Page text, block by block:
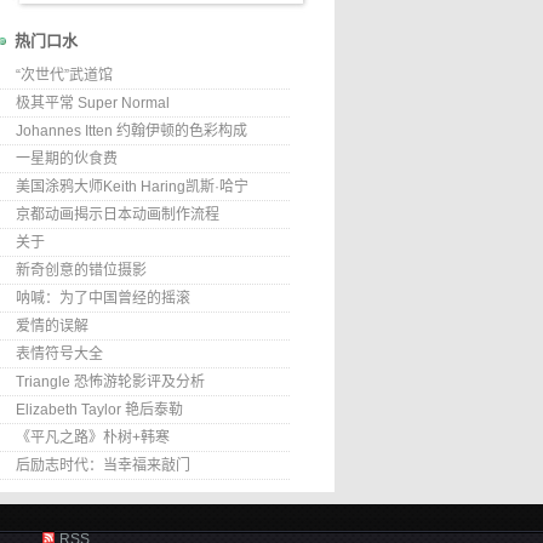
热门口水
“次世代”武道馆
极其平常 Super Normal
Johannes Itten 约翰伊顿的色彩构成
一星期的伙食费
美国涂鸦大师Keith Haring凯斯·哈宁
京都动画揭示日本动画制作流程
关于
新奇创意的错位摄影
呐喊：为了中国曾经的摇滚
爱情的误解
表情符号大全
Triangle 恐怖游轮影评及分析
Elizabeth Taylor 艳后泰勒
《平凡之路》朴树+韩寒
后励志时代：当幸福来敲门
RSS